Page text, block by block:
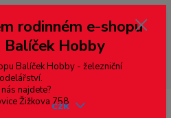
zemí, pokud chcete platit v eurech
přepočet měny - pravý horní roh ---
zásilku nevyzvednete, bude po
platbou za poštovné, v opačném
na blacklist a rušeny následující
CZK
rodinném e-shopu
Balíček Hobby
Balíček Hobby - železniční
najdete?
Žižkova 758